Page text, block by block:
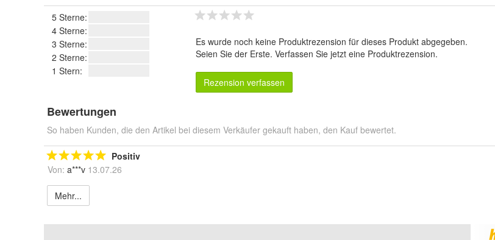
5 Sterne:
4 Sterne:
3 Sterne:
2 Sterne:
1 Stern:
Es wurde noch keine Produktrezension für dieses Produkt abgegeben.
Seien Sie der Erste. Verfassen Sie jetzt eine Produktrezension.
Rezension verfassen
Bewertungen
So haben Kunden, die den Artikel bei diesem Verkäufer gekauft haben, den Kauf bewertet.
Positiv
Von: a***v 13.07.26
Mehr...